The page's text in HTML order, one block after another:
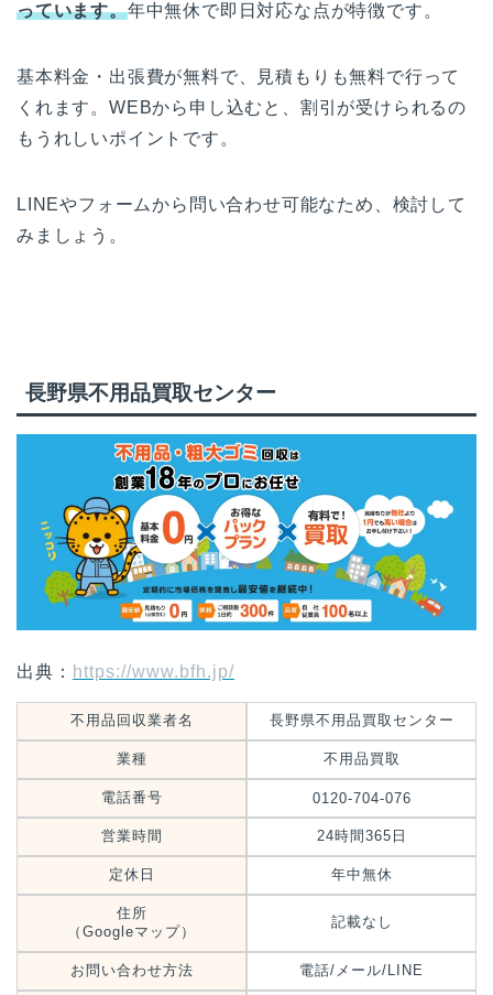
っています。年中無休で即日対応な点が特徴です。
基本料金・出張費が無料で、見積もりも無料で行って
くれます。WEBから申し込むと、割引が受けられるの
もうれしいポイントです。
LINEやフォームから問い合わせ可能なため、検討して
みましょう。
長野県不用品買取センター
出典： https://www.bfh.jp/
不用品回収業者名 長野県不用品買取センター
業種 不用品買取
電話番号 0120-704-076
営業時間 24時間365日
定休日 年中無休
住所
（Googleマップ）
記載なし
お問い合わせ方法 電話/メール/LINE